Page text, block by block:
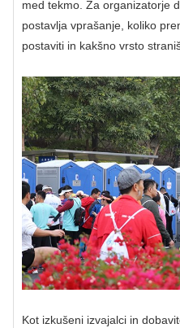
med tekmo. Za organizatorje
postavlja vprašanje, koliko
postaviti in kakšno vrsto
Kot izkušeni izvajalci in